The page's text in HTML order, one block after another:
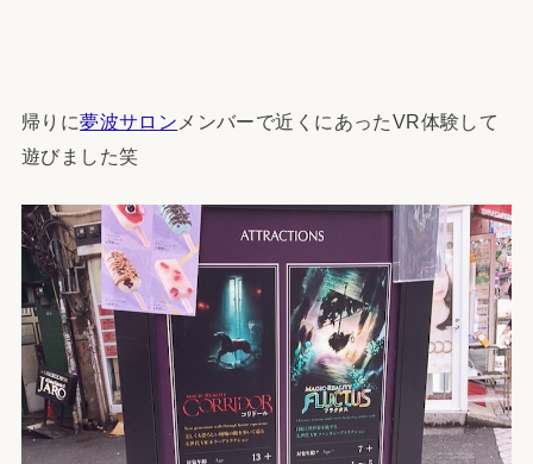
帰りに夢波サロン メンバーで近くにあったVR体験して
遊びました笑